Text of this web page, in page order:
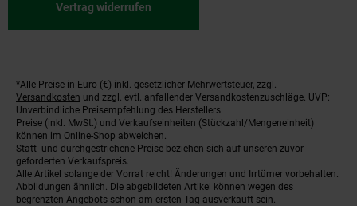
Vertrag widerrufen
Fußnoten
*Alle Preise in Euro (€) inkl. gesetzlicher Mehrwertsteuer, zzgl.
Versandkosten und zzgl. evtl. anfallender Versandkostenzuschläge. UVP:
Unverbindliche Preisempfehlung des Herstellers.
Preise (inkl. MwSt.) und Verkaufseinheiten (Stückzahl/Mengeneinheit)
können im Online-Shop abweichen.
Statt- und durchgestrichene Preise beziehen sich auf unseren zuvor
geforderten Verkaufspreis.
Alle Artikel solange der Vorrat reicht! Änderungen und Irrtümer vorbehalten.
Abbildungen ähnlich. Die abgebildeten Artikel können wegen des
begrenzten Angebots schon am ersten Tag ausverkauft sein.